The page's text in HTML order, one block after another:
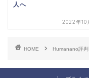
人へ
2022年10
HOME Humanano評判